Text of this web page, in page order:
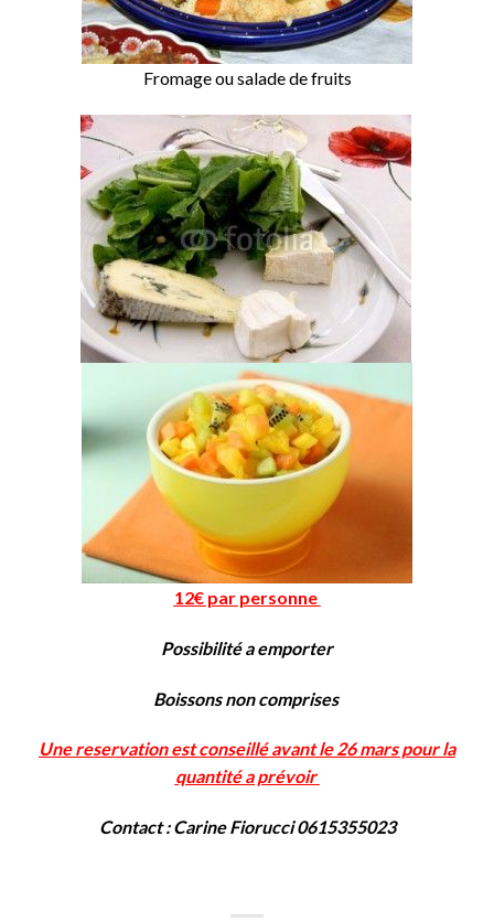
Fromage ou salade de fruits
12€ par personne
Possibilité a emporter
Boissons non comprises
Une reservation est conseillé avant le 26 mars pour la
quantité a prévoir
Contact : Carine Fiorucci 0615355023